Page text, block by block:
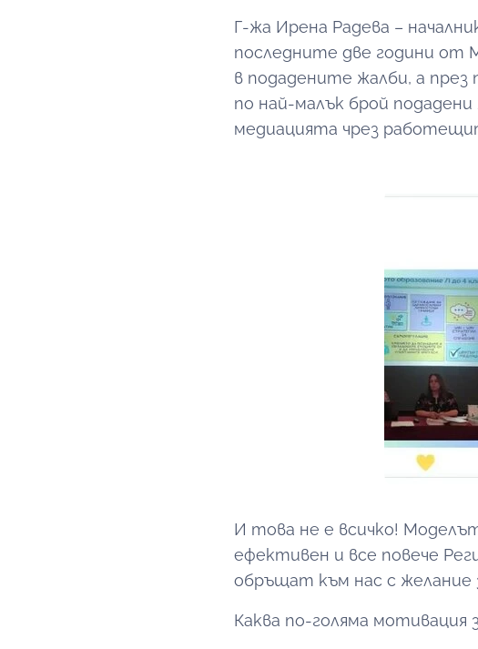
Г-жа Ирена Радева –
последните две години от
в подадените жалби, а
по най-малък брой
медиацията чрез
И това не е всичко!
ефективен и все повече
обръщат към нас с желание
Каква по-голяма мотивация